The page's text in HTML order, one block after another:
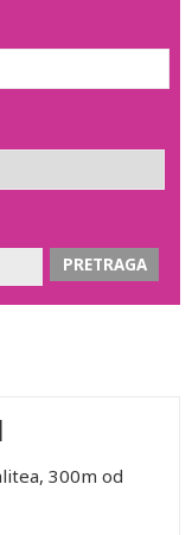
300m od